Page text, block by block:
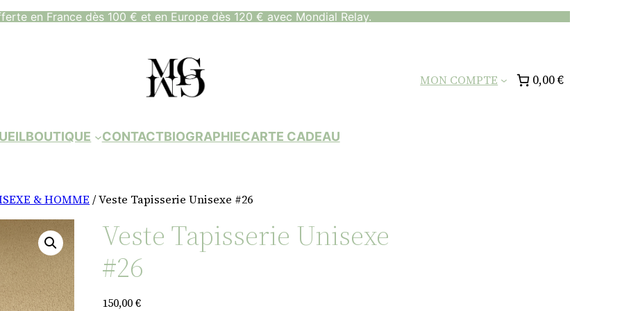
en France dès 100 € et en Europe dès 120 € avec Mondial Relay.
MON COMPTE 0,00 €
BOUTIQUE CONTACTBIOGRAPHIECARTE CADEAU
& HOMME / Veste Tapisserie Unisexe #26
Veste Tapisserie Unisexe
#26
150,00€